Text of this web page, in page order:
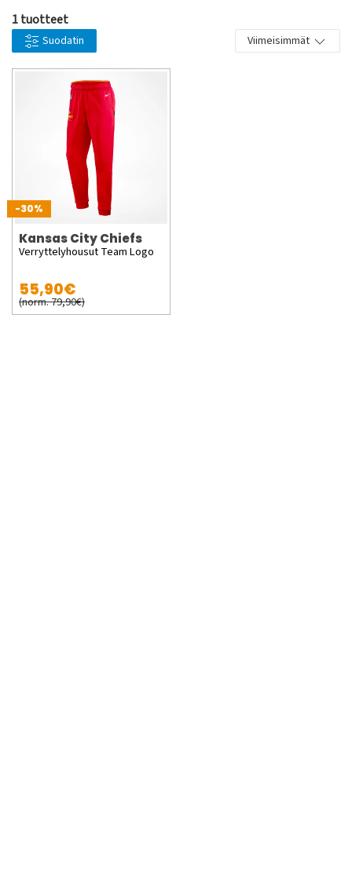
1 tuotteet
Suodatin Viimeisimmät
-30%
Kansas City Chiefs
Verryttelyhousut Team Logo
55,90€
(norm. 79,90€)